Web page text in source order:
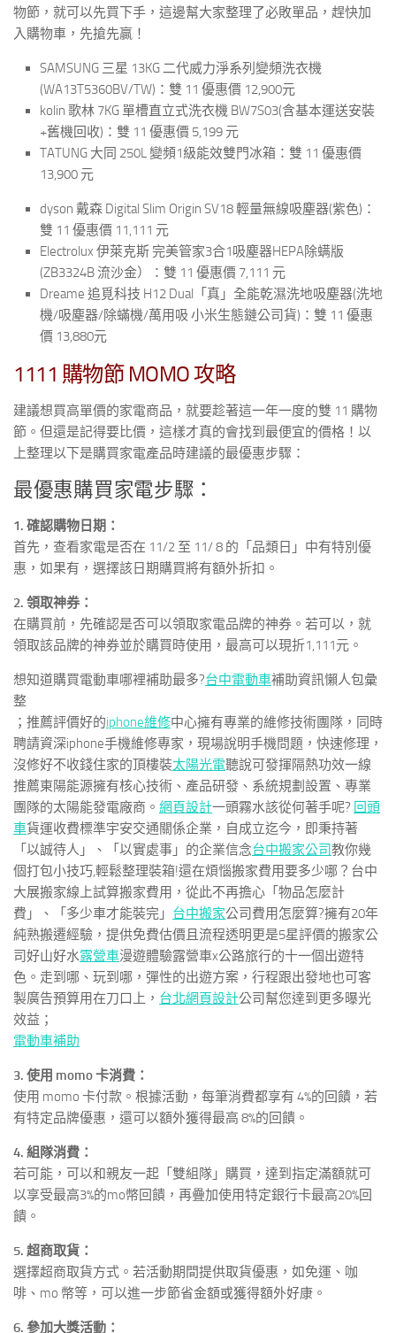
物節，就可以先買下手，這邊幫大家整理了必敗單品，趕快加
入購物車，先搶先贏！
SAMSUNG 三星 13KG 二代威力淨系列變頻洗衣機
(WA13T5360BV/TW)：雙 11 優惠價 12,900元
kolin 歌林 7KG 單槽直立式洗衣機 BW7S03(含基本運送安裝
+舊機回收)：雙 11 優惠價 5,199 元
TATUNG 大同 250L 變頻1級能效雙門冰箱：雙 11 優惠價
13,900 元
dyson 戴森 Digital Slim Origin SV18 輕量無線吸塵器(紫色)：
雙 11 優惠價 11,111 元
Electrolux 伊萊克斯 完美管家3合1吸塵器HEPA除螨版
(ZB3324B 流沙金）：雙 11 優惠價 7,111 元
Dreame 追覓科技 H12 Dual「真」全能乾濕洗地吸塵器(洗地
機/吸塵器/除蟎機/萬用吸 小米生態鏈公司貨)：雙 11 優惠
價 13,880元
1111 購物節 MOMO 攻略
建議想買高單價的家電商品，就要趁著這一年一度的雙 11 購物
節。但還是記得要比價，這樣才真的會找到最便宜的價格！以
上整理以下是購買家電產品時建議的最優惠步驟：
最優惠購買家電步驟：
1. 確認購物日期：
首先，查看家電是否在 11/2 至 11/ 8 的「品類日」中有特別優
惠，如果有，選擇該日期購買將有額外折扣。
2. 領取神券：
在購買前，先確認是否可以領取家電品牌的神券。若可以，就
領取該品牌的神券並於購買時使用，最高可以現折1,111元。
想知道購買電動車哪裡補助最多?台中電動車補助資訊懶人包彙
整
；推薦評價好的iphone維修中心擁有專業的維修技術團隊，同時
聘請資深iphone手機維修專家，現場說明手機問題，快速修理，
沒修好不收錢住家的頂樓裝太陽光電聽說可發揮隔熱功效一線
推薦東陽能源擁有核心技術、產品研發、系統規劃設置、專業
團隊的太陽能發電廠商。 網頁設計一頭霧水該從何著手呢? 回頭
車貨運收費標準宇安交通關係企業，自成立迄今，即秉持著
「以誠待人」、「以實處事」的企業信念台中搬家公司教你幾
個打包小技巧,輕鬆整理裝箱!還在煩惱搬家費用要多少哪？台中
大展搬家線上試算搬家費用，從此不再擔心「物品怎麼計
費」、「多少車才能裝完」 台中搬家公司費用怎麼算?擁有20年
純熟搬遷經驗，提供免費估價且流程透明更是5星評價的搬家公
司好山好水露營車漫遊體驗露營車x公路旅行的十一個出遊特
色。走到哪、玩到哪，彈性的出遊方案，行程跟出發地也可客
製廣告預算用在刀口上， 台北網頁設計公司幫您達到更多曝光
效益；
電動車補助
3. 使用 momo 卡消費：
使用 momo 卡付款。根據活動，每筆消費都享有 4%的回饋，若
有特定品牌優惠，還可以額外獲得最高 8%的回饋。
4. 組隊消費：
若可能，可以和親友一起「雙組隊」購買，達到指定滿額就可
以享受最高3%的mo幣回饋，再疊加使用特定銀行卡最高20%回
饋。
5. 超商取貨：
選擇超商取貨方式。若活動期間提供取貨優惠，如免運、咖
啡、mo 幣等，可以進一步節省金額或獲得額外好康。
6. 參加大獎活動：